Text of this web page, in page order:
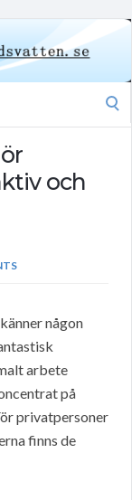
och
någon
arbete
på
privatpersoner
finns de